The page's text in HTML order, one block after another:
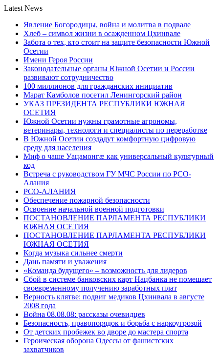
Latest News
Явление Богородицы, война и молитва в подвале
Хлеб – символ жизни в осажденном Цхинвале
Забота о тех, кто стоит на защите безопасности Южной
Осетии
Имени Героя России
Законодательные органы Южной Осетии и России
развивают сотрудничество
100 миллионов для гражданских инициатив
Марат Камболов посетил Ленингорский район
УКАЗ ПРЕЗИДЕНТА РЕСПУБЛИКИ ЮЖНАЯ
ОСЕТИЯ
Южной Осетии нужны грамотные агрономы,
ветеринары, технологи и специалисты по переработке
В Южной Осетии создадут комфортную цифровую
среду для населения
Миф о чаше Уацамонгæ как универсальный культурный
код
Встреча с руководством ГУ МЧС России по РСО-
Алания
РСО-АЛАНИЯ
Обеспечение пожарной безопасности
Освоение начальной военной подготовки
ПОСТАНОВЛЕНИЕ ПАРЛАМЕНТА РЕСПУБЛИКИ
ЮЖНАЯ ОСЕТИЯ
ПОСТАНОВЛЕНИЕ ПАРЛАМЕНТА РЕСПУБЛИКИ
ЮЖНАЯ ОСЕТИЯ
Когда музыка сильнее смерти
Дань памяти и уважения
«Команда будущего» – возможность для лидеров
Сбой в системе банковских карт Нацбанка не помешает
своевременному получению заработных плат
Верность клятве: подвиг медиков Цхинвала в августе
2008 года
Война 08.08.08: рассказы очевидцев
Безопасность, правопорядок и борьба с наркоугрозой
От детских пробежек во дворе до мастера спорта
Героическая оборона Одессы от фашистских
захватчиков